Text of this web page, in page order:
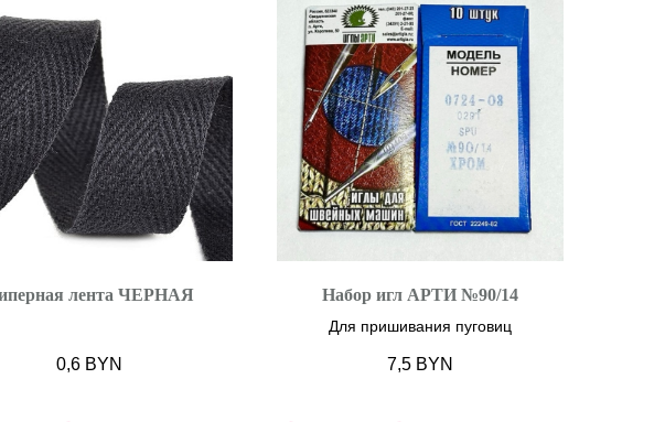
лента ЧЕРНАЯ
0,6 BYN
Набор игл АРТИ №90/14
Для пришивания пуговиц
7,5 BYN